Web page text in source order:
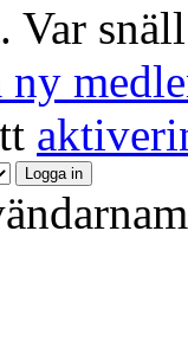
. Var
ny